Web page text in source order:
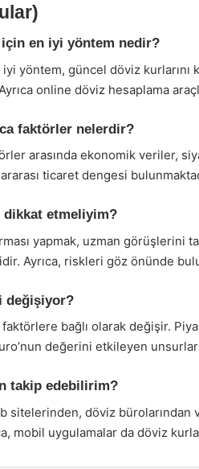
için en iyi yöntem nedir?
iyi yöntem, güncel döviz
online döviz hesaplama
faktörler nelerdir?
arasında ekonomik veriler,
ticaret dengesi
dikkat etmeliyim?
yapmak, uzman görüşlerini
Ayrıca, riskleri göz önünde
değişiyor?
bağlı olarak değişir.
değerini etkileyen
takip edebilirim?
sitelerinden, döviz bürolarından
mobil uygulamalar da döviz